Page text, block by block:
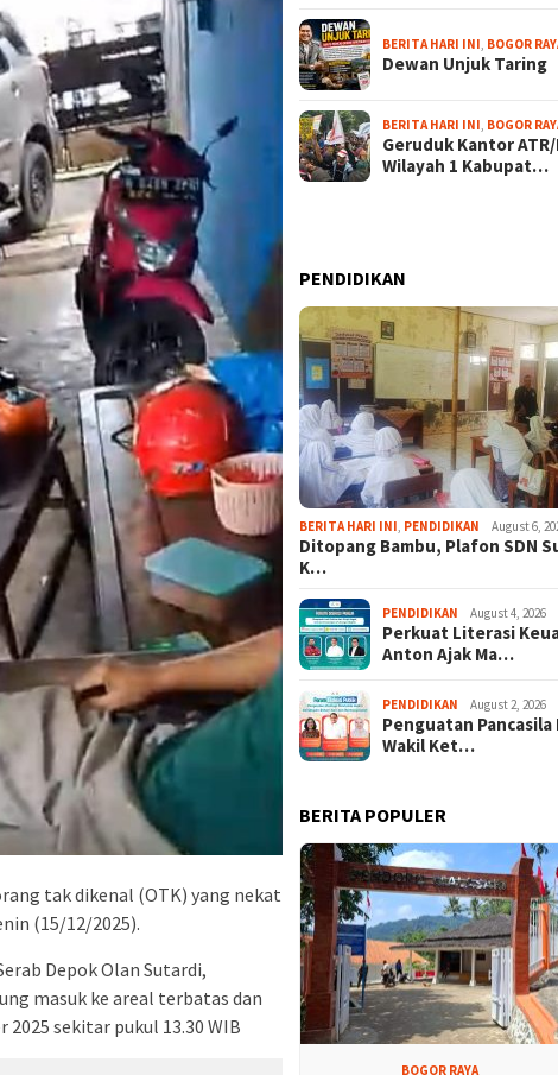
tak dikenal (OTK) yang nekat
(15/12/2025).
Depok Olan Sutardi,
masuk ke areal terbatas dan
sekitar pukul 13.30 WIB
BERITA HARI INI BOGOR
Dewan Unjuk Taring
BERITA HARI INI BOGOR
Geruduk Kantor ATR/
Wilayah 1 Kabupat…
PENDIDIKAN
BERITA HARI INI PENDIDIKAN August 6,
Ditopang Bambu, Plafon SDN
K…
PENDIDIKAN August 4, 2026
Perkuat Literasi
Anton Ajak Ma…
PENDIDIKAN August 2, 2026
Penguatan
Wakil Ket…
BERITA POPULER
BOGOR RAYA